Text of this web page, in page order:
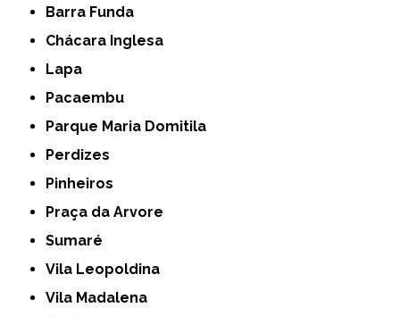
Barra Funda
Chácara Inglesa
Lapa
Pacaembu
Parque Maria Domitila
Perdizes
Pinheiros
Praça da Arvore
Sumaré
Vila Leopoldina
Vila Madalena